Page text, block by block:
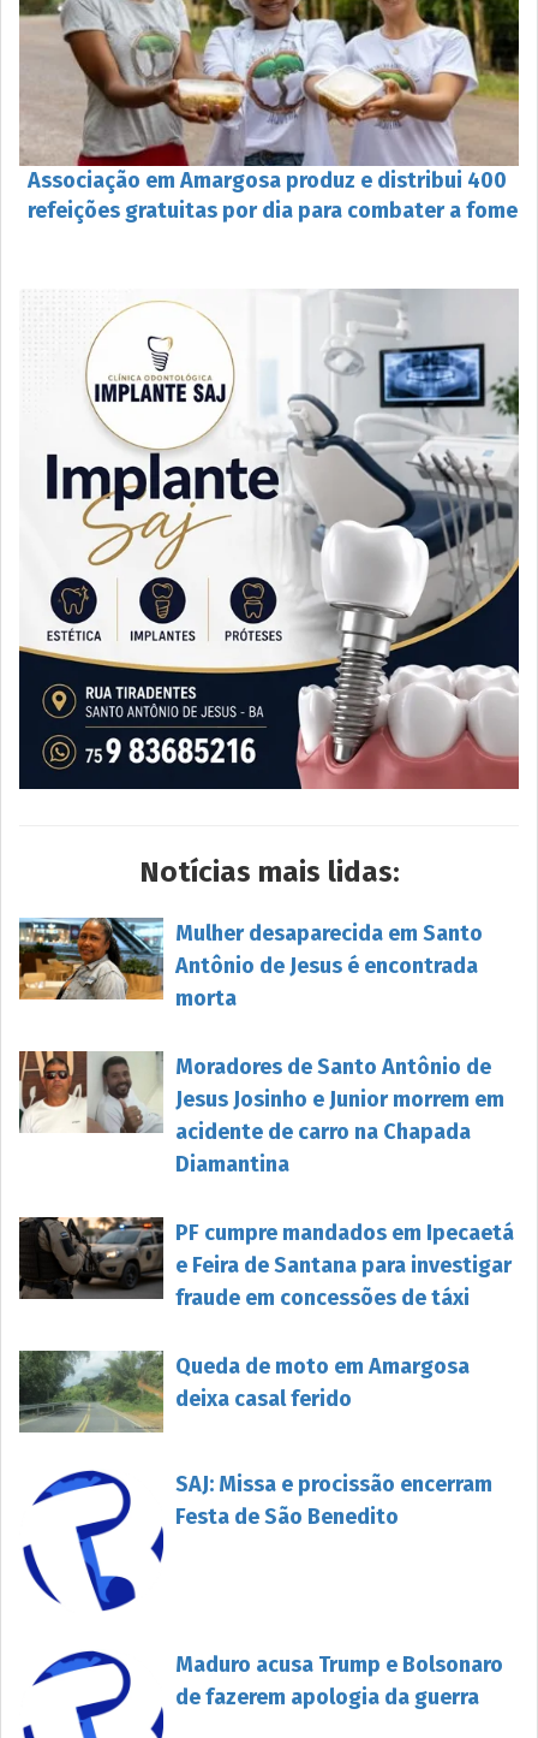
Associação em Amargosa produz e distribui 400
refeições gratuitas por dia para combater a fome
Notícias mais lidas:
Mulher desaparecida em Santo
Antônio de Jesus é encontrada
morta
Moradores de Santo Antônio de
Jesus Josinho e Junior morrem em
acidente de carro na Chapada
Diamantina
PF cumpre mandados em Ipecaetá
e Feira de Santana para investigar
fraude em concessões de táxi
Queda de moto em Amargosa
deixa casal ferido
SAJ: Missa e procissão encerram
Festa de São Benedito
Maduro acusa Trump e Bolsonaro
de fazerem apologia da guerra